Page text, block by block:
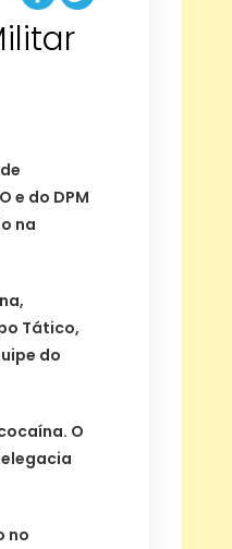
e do DPM
na
Tático,
do
O
no